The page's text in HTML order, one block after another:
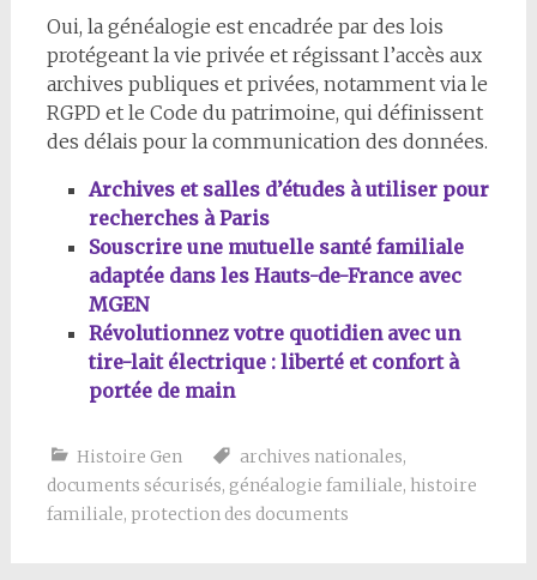
Oui, la généalogie est encadrée par des lois
protégeant la vie privée et régissant l’accès aux
archives publiques et privées, notamment via le
RGPD et le Code du patrimoine, qui définissent
des délais pour la communication des données.
Archives et salles d’études à utiliser pour
recherches à Paris
Souscrire une mutuelle santé familiale
adaptée dans les Hauts-de-France avec
MGEN
Révolutionnez votre quotidien avec un
tire-lait électrique : liberté et confort à
portée de main
Histoire Gen archives nationales,
documents sécurisés, généalogie familiale, histoire
familiale, protection des documents